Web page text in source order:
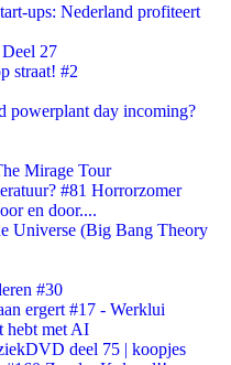
ups: Nederland profiteert
27
straat! #2
powerplant day incoming?
Mirage Tour
#81 Horrorzomer
en door....
Universe (Big Bang Theory
#30
ergert #17 - Werklui
hebt met AI
deel 75 | koopjes